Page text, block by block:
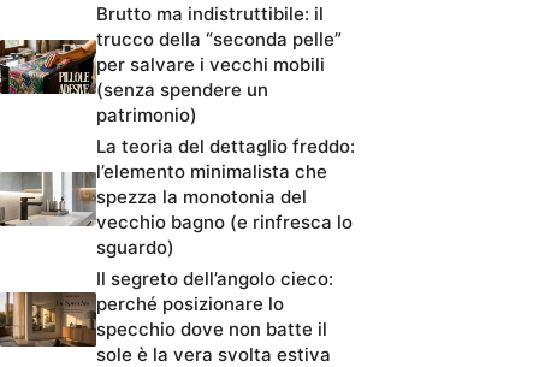
Brutto ma indistruttibile: il
trucco della “seconda pelle”
per salvare i vecchi mobili
(senza spendere un
patrimonio)
La teoria del dettaglio freddo:
l’elemento minimalista che
spezza la monotonia del
vecchio bagno (e rinfresca lo
sguardo)
Il segreto dell’angolo cieco:
perché posizionare lo
specchio dove non batte il
sole è la vera svolta estiva